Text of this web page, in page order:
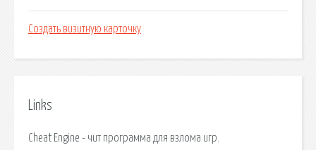
Создать визитную карточку
Links
Cheat Engine - чит программа для взлома игр.